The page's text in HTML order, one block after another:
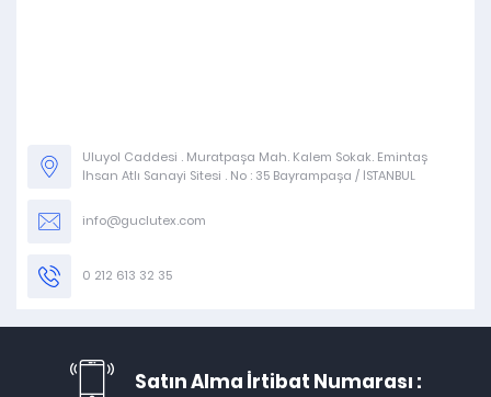
Uluyol Caddesi . Muratpaşa Mah. Kalem Sokak. Emintaş
İhsan Atlı Sanayi Sitesi . No : 35 Bayrampaşa / İSTANBUL
info@guclutex.com
0 212 613 32 35
Satın Alma İrtibat Numarası :